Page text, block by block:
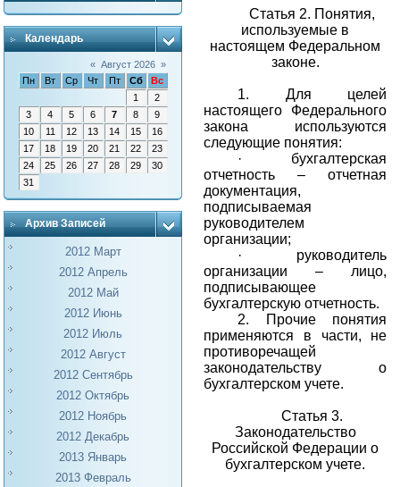
Календарь
« Август 2026 »
Пн
Вт Ср Чт Пт Сб
Вс
1
2
3
4 5 6 7 8
9
10
11 12 13 14 15
16
17
18 19 20 21 22
23
24
25 26 27 28 29
30
31
Архив Записей
2012 Март
2012 Апрель
2012 Май
2012 Июнь
2012 Июль
2012 Август
2012 Сентябрь
2012 Октябрь
2012 Ноябрь
2012 Декабрь
2013 Январь
2013 Февраль
Статья 2. Понятия,
используемые в
настоящем Федеральном
законе.
1. Для целей
настоящего Федерального
закона используются
следующие понятия:
·
бухгалтерская
отчетность – отчетная
документация,
подписываемая
руководителем
организации;
·
руководитель
организации – лицо,
подписывающее
бухгалтерскую отчетность.
2.
Прочие понятия
применяются в части, не
противоречащей
законодательству о
бухгалтерском учете.
Статья 3.
Законодательство
Российской Федерации о
бухгалтерском учете.